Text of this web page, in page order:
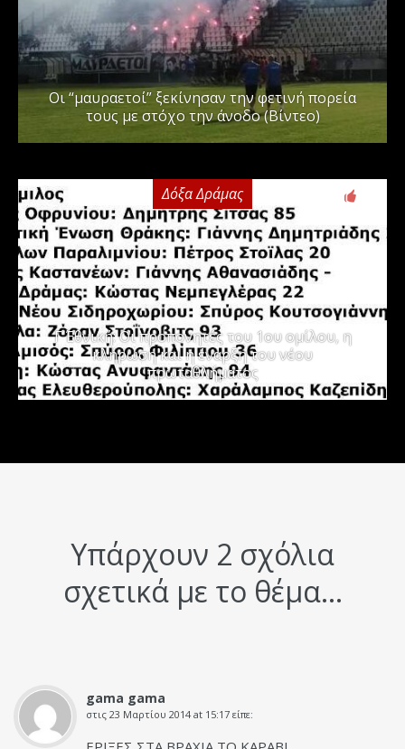
Οι “μαυραετοί” ξεκίνησαν την φετινή πορεία
τους με στόχο την άνοδο (Βίντεο)
Δόξα Δράμας
Γ΄ Εθνική: Οι προπονητές του 1ου ομίλου, η
κλήρωση και η έναρξη του νέου
πρωταθλήματος
Υπάρχουν 2 σχόλια
σχετικά με το θέμα...
gama gama
στις 23 Μαρτίου 2014 at 15:17 είπε: